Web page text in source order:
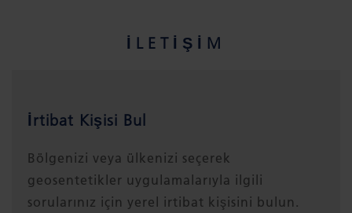
İLETIŞIM
İrtibat Kişisi Bul
Bölgenizi veya ülkenizi seçerek
geosentetikler uygulamalarıyla ilgili
sorularınız için yerel irtibat kişisini bulun.